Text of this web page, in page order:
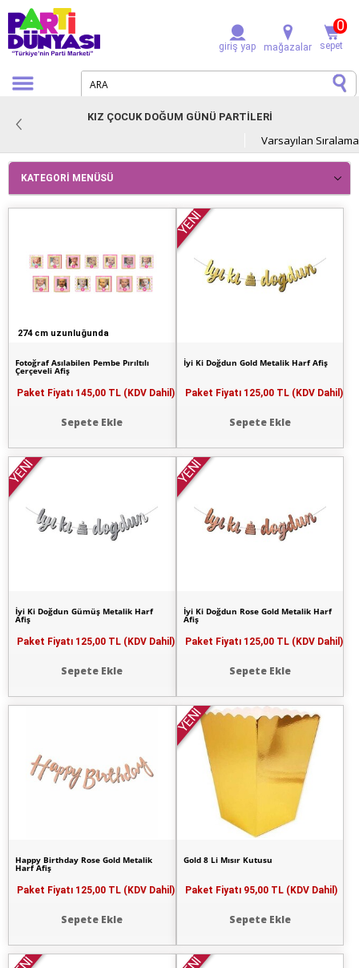
giriş yap mağazalar sepet
0
KIZ ÇOCUK DOĞUM GÜNÜ PARTİLERİ
KATEGORI MENÜSÜ
274 cm uzunluğunda
Fotoğraf Asılabilen Pembe Pırıltılı
Çerçeveli Afiş
Paket Fiyatı 145,00 TL (KDV Dahil)
Sepete Ekle
YENİ
İyi Ki Doğdun Gold Metalik Harf Afiş
Paket Fiyatı 125,00 TL (KDV Dahil)
Sepete Ekle
YENİ
İyi Ki Doğdun Gümüş Metalik Harf
Afiş
Paket Fiyatı 125,00 TL (KDV Dahil)
Sepete Ekle
YENİ
İyi Ki Doğdun Rose Gold Metalik Harf
Afiş
Paket Fiyatı 125,00 TL (KDV Dahil)
Sepete Ekle
Happy Birthday Rose Gold Metalik
Harf Afiş
Paket Fiyatı 125,00 TL (KDV Dahil)
Sepete Ekle
YENİ
Gold 8 Li Mısır Kutusu
Paket Fiyatı 95,00 TL (KDV Dahil)
Sepete Ekle